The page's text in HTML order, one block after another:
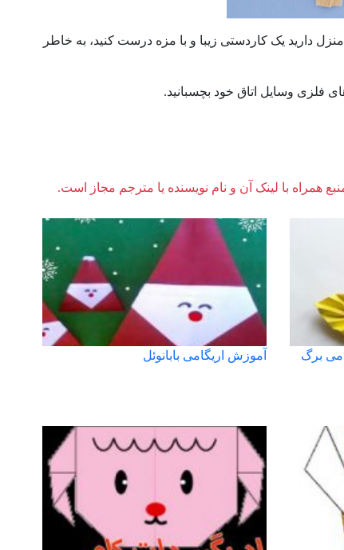
دارید یک کاردستی زیبا و با مزه درست کنید، به خاطر
فلزی وسایل اتاق خود بچسبانید.
همراه با لینک آن و نام نویسنده یا مترجم مجاز است.
برگ
آموزش اریگامی بابانوئل